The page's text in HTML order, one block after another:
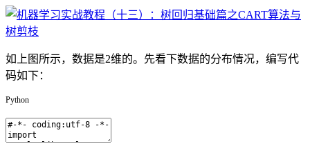
如上图所示，数据是2维的。先看下数据的分布情况，编写代
码如下：
Python